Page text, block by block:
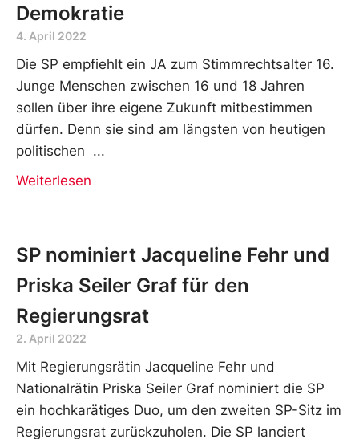
Demokratie
4. April 2022
Die SP empfiehlt ein JA zum Stimmrechtsalter 16.
Junge Menschen zwischen 16 und 18 Jahren
sollen über ihre eigene Zukunft mitbestimmen
dürfen. Denn sie sind am längsten von heutigen
politischen
Weiterlesen
SP nominiert Jacqueline Fehr und
Priska Seiler Graf für den
Regierungsrat
2. April 2022
Mit Regierungsrätin Jacqueline Fehr und
Nationalrätin Priska Seiler Graf nominiert die SP
ein hochkarätiges Duo, um den zweiten SP-Sitz im
Regierungsrat zurückzuholen. Die SP lanciert